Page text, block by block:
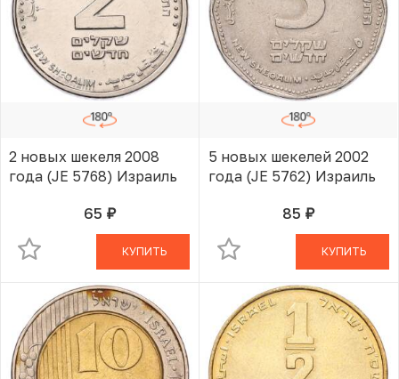
2 новых шекеля 2008
года (JE 5768) Израиль
65 руб.В КОРЗИНЕ
КУПИТЬ
5 новых шекелей 2002
года (JE 5762) Израиль
85 руб.В КОРЗИНЕ
КУПИТЬ